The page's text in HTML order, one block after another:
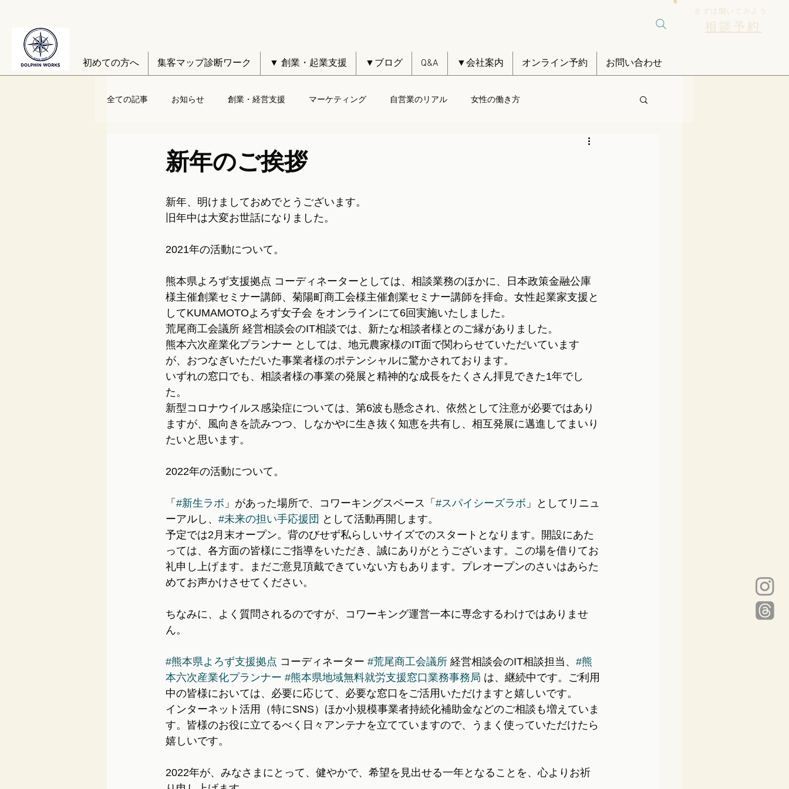
初めての方へ 集客マップ診断ワーク ▼ 創業・起業支援 ▼ブログ Q&A ▼会社案内 オンライン予約 お問い合わせ
まずは聞いてみよう
相談予約
全ての記事 お知らせ 創業・経営支援 マーケティング 自営業のリアル 女性の働き方
新年のご挨拶
新年、明けましておめでとうございます。
旧年中は大変お世話になりました。
2021年の活動について。
熊本県よろず支援拠点 コーディネーターとしては、相談業務のほかに、日本政策金融公庫
様主催創業セミナー講師、菊陽町商工会様主催創業セミナー講師を拝命。女性起業家支援と
してKUMAMOTOよろず女子会 をオンラインにて6回実施いたしました。
荒尾商工会議所 経営相談会のIT相談では、新たな相談者様とのご縁がありました。
熊本六次産業化プランナー としては、地元農家様のIT面で関わらせていただいています
が、おつなぎいただいた事業者様のポテンシャルに驚かされております。
いずれの窓口でも、相談者様の事業の発展と精神的な成長をたくさん拝見できた1年でし
た。
新型コロナウイルス感染症については、第6波も懸念され、依然として注意が必要ではあり
ますが、風向きを読みつつ、しなかやに生き抜く知恵を共有し、相互発展に邁進してまいり
たいと思います。
2022年の活動について。
「 #新生ラボ 」があった場所で、コワーキングスペース「 #スパイシーズラボ 」としてリニュ
ーアルし、 #未来の担い手応援団 として活動再開します。
予定では2月末オープン。背のびせず私らしいサイズでのスタートとなります。開設にあた
っては、各方面の皆様にご指導をいただき、誠にありがとうございます。この場を借りてお
礼申し上げます。まだご意見頂戴できていない方もあります。プレオープンのさいはあらた
めてお声かけさせてください。
ちなみに、よく質問されるのですが、コワーキング運営一本に専念するわけではありませ
ん。
#熊本県よろず支援拠点 コーディネーター #荒尾商工会議所 経営相談会のIT相談担当、 #熊
本六次産業化プランナー #熊本県地域無料就労支援窓口業務事務局 は、継続中です。ご利用
中の皆様においては、必要に応じて、必要な窓口をご活用いただけますと嬉しいです。
インターネット活用（特にSNS）ほか小規模事業者持続化補助金などのご相談も増えていま
す。皆様のお役に立てるべく日々アンテナを立てていますので、うまく使っていただけたら
嬉しいです。
2022年が、みなさまにとって、健やかで、希望を見出せる一年となることを、心よりお祈